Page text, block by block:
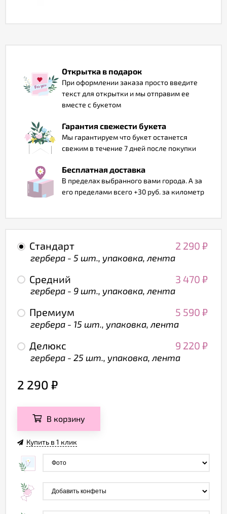
Открытка в подарок
При оформлении заказа просто введите
текст для открытки и мы отправим ее
вместе с букетом
Гарантия свежести букета
Мы гарантируем что букет останется
свежим в течение 7 дней после покупки
Бесплатная доставка
В пределах выбранного вами города. А за
его пределами всего +30 руб. за километр
Стандарт 2 290 ₽
гербера - 5 шт., упаковка, лента
Средний 3 470 ₽
гербера - 9 шт., упаковка, лента
Премиум 5 590 ₽
гербера - 15 шт., упаковка, лента
Делюкс 9 220 ₽
гербера - 25 шт., упаковка, лента
2 290 ₽
В корзину
Купить в 1 клик